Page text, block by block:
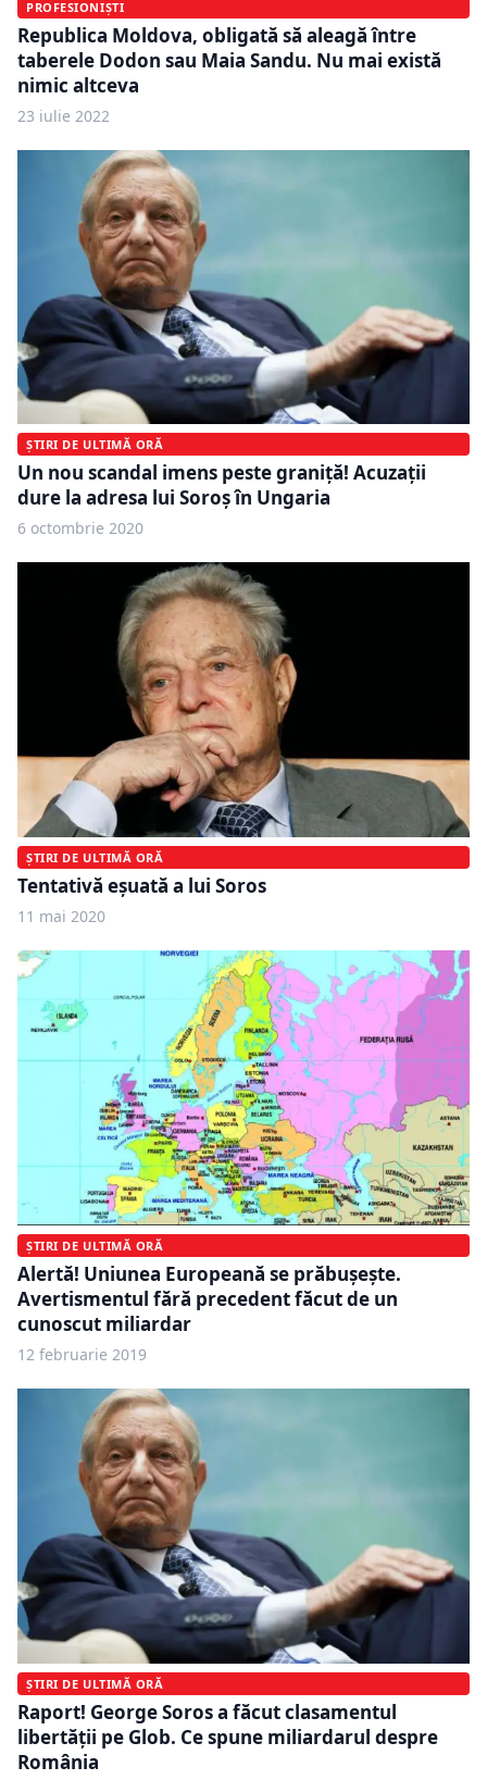
PROFESIONIȘTI
Republica Moldova, obligată să aleagă între
taberele Dodon sau Maia Sandu. Nu mai există
nimic altceva
23 iulie 2022
ȘTIRI DE ULTIMĂ ORĂ
Un nou scandal imens peste graniță! Acuzații
dure la adresa lui Soroș în Ungaria
6 octombrie 2020
ȘTIRI DE ULTIMĂ ORĂ
Tentativă eșuată a lui Soros
11 mai 2020
ȘTIRI DE ULTIMĂ ORĂ
Alertă! Uniunea Europeană se prăbușește.
Avertismentul fără precedent făcut de un
cunoscut miliardar
12 februarie 2019
ȘTIRI DE ULTIMĂ ORĂ
Raport! George Soros a făcut clasamentul
libertății pe Glob. Ce spune miliardarul despre
România